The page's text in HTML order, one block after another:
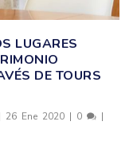
LUGARES
DE TOURS
26 Ene 2020| 0 |